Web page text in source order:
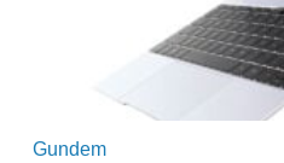
Gundem